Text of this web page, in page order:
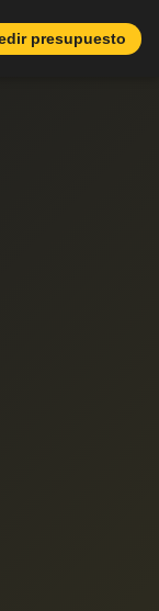
presupuesto